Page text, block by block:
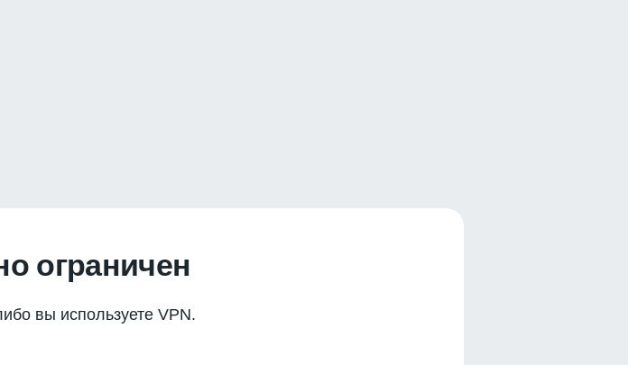
ограничен
вы используете VPN.